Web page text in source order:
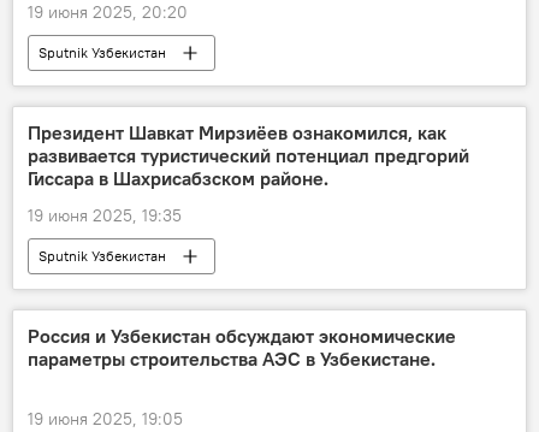
19 июня 2025, 20:20
Sputnik Узбекистан
Президент Шавкат Мирзиёев ознакомился, как
развивается туристический потенциал предгорий
Гиссара в Шахрисабзском районе.
19 июня 2025, 19:35
Sputnik Узбекистан
Россия и Узбекистан обсуждают экономические
параметры строительства АЭС в Узбекистане.
19 июня 2025, 19:05